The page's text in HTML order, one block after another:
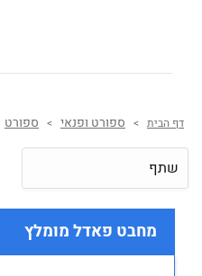
דף הבית > ספורט ופנאי > ספורט
שתף
מחבט פאדל מומלץ